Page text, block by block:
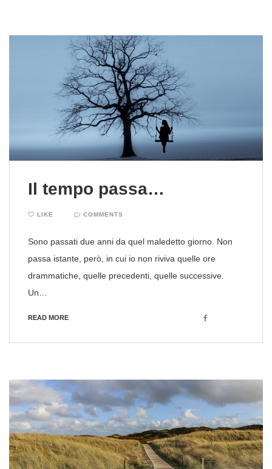
Il tempo passa…
LIKE COMMENTS
Sono passati due anni da quel maledetto giorno. Non
passa istante, però, in cui io non riviva quelle ore
drammatiche, quelle precedenti, quelle successive.
Un…
READ MORE Facebook